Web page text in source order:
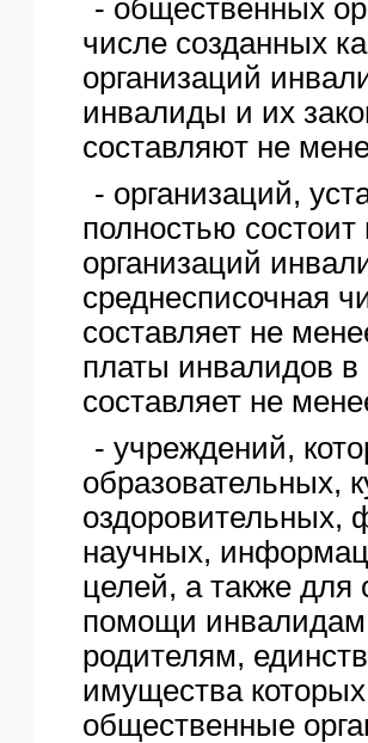
- общественных
числе созданных
организаций
инвалиды и их
составляют не
- организаций,
полностью
организаций
среднесписочная
составляет не
платы инвалидов
составляет не
- учреждений,
образовательных,
оздоровительных,
научных,
целей, а также для
помощи
родителям,
имущества
общественные